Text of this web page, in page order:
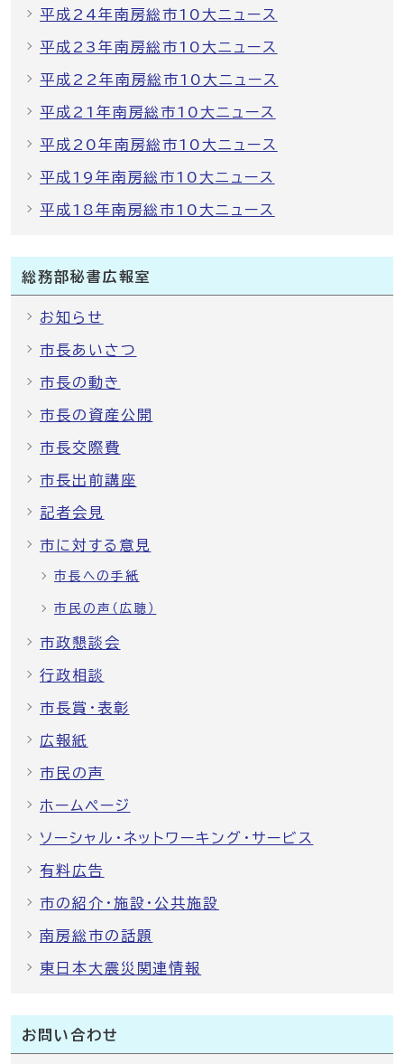
平成24年南房総市10大ニュース
平成23年南房総市10大ニュース
平成22年南房総市10大ニュース
平成21年南房総市10大ニュース
平成20年南房総市10大ニュース
平成19年南房総市10大ニュース
平成18年南房総市10大ニュース
総務部秘書広報室
お知らせ
市長あいさつ
市長の動き
市長の資産公開
市長交際費
市長出前講座
記者会見
市に対する意見
市長への手紙
市民の声（広聴）
市政懇談会
行政相談
市長賞・表彰
広報紙
市民の声
ホームページ
ソーシャル・ネットワーキング・サービス
有料広告
市の紹介・施設・公共施設
南房総市の話題
東日本大震災関連情報
お問い合わせ